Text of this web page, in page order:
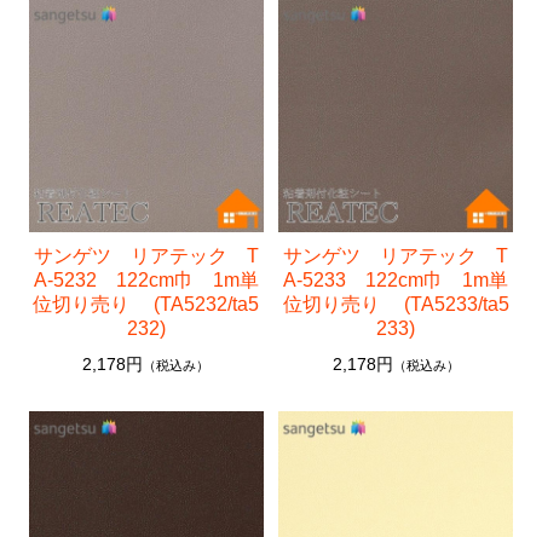
サンゲツ リアテック T
A-5232 122cm巾 1m単
位切り売り (TA5232/ta5
232)
2,178円 （税込み）
サンゲツ リアテック T
A-5233 122cm巾 1m単
位切り売り (TA5233/ta5
233)
2,178円 （税込み）